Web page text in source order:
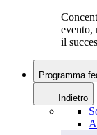
evento,
il
Programma
Indietro